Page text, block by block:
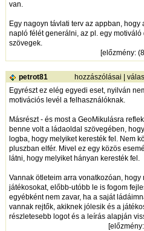
van.
Egy nagoyn távlati terv az appban,
napló félét generálni, az pl. egy
szövegek.
[előzmény:
petrot81 hozzászólásai |
Egyrészt ez elég egyedi eset, nyilván
motivációs levél a felhasználóknak.
Másrészt - és most a GeoMikulásra
benne volt a ládaoldal szövegében,
logba, hogy melyiket keresték fel. Nem
pluszban elfér. Mivel ez egy közös
látni, hogy melyiket hányan keresték fel.
Vannak ötleteim arra vonatkozóan,
játékosokat, előbb-utóbb le is fogom
egyébként nem zavar, ha a saját
vannak rejtők, akiknek jólesik és a
részletesebb logot és a leírás alapján
[előzmény